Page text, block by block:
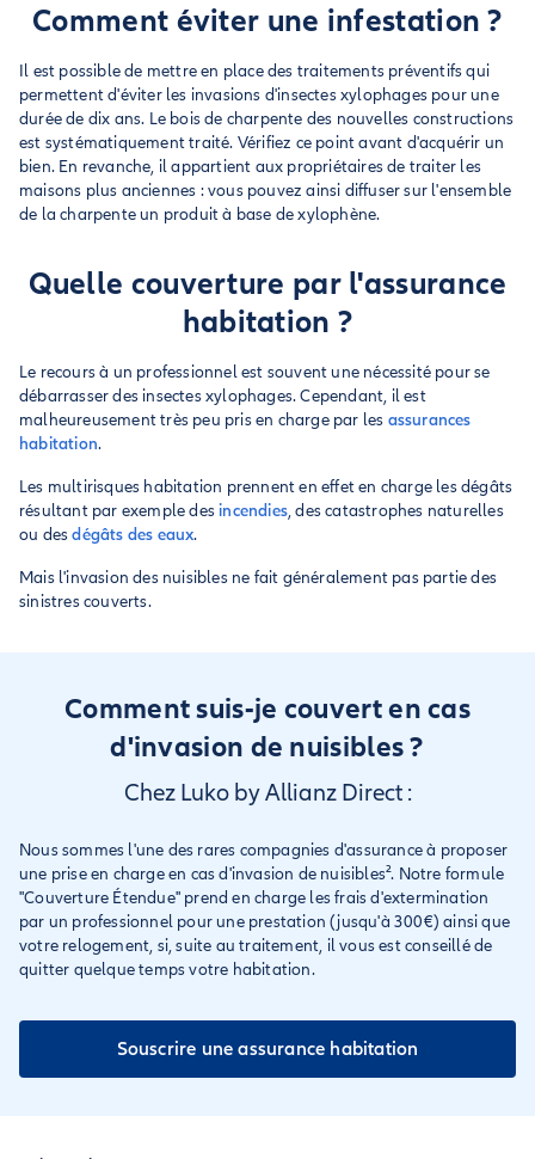
Comment éviter une infestation ?
Il est possible de mettre en place des traitements préventifs qui
permettent d'éviter les invasions d'insectes xylophages pour une
durée de dix ans. Le bois de charpente des nouvelles constructions
est systématiquement traité. Vérifiez ce point avant d'acquérir un
bien. En revanche, il appartient aux propriétaires de traiter les
maisons plus anciennes : vous pouvez ainsi diffuser sur l'ensemble
de la charpente un produit à base de xylophène.
Quelle couverture par l'assurance
habitation ?
Le recours à un professionnel est souvent une nécessité pour se
débarrasser des insectes xylophages. Cependant, il est
malheureusement très peu pris en charge par les assurances
habitation.
Les multirisques habitation prennent en effet en charge les dégâts
résultant par exemple desincendies, des catastrophes naturelles
ou desdégâts des eaux.
Mais l'invasion des nuisibles ne fait généralement pas partie des
sinistres couverts.
Comment suis-je couvert en cas
d'invasion de nuisibles ?
Chez Luko by Allianz Direct :
Nous sommes l'une des rares compagnies d'assurance à proposer
une prise en charge en cas d'invasion de nuisibles². Notre formule
"Couverture Étendue" prend en charge les frais d'extermination
par un professionnel pour une prestation (jusqu'à 300€) ainsi que
votre relogement, si, suite au traitement, il vous est conseillé de
quitter quelque temps votre habitation.
Souscrire une assurance habitation